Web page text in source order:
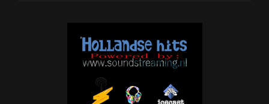
LIEDJES